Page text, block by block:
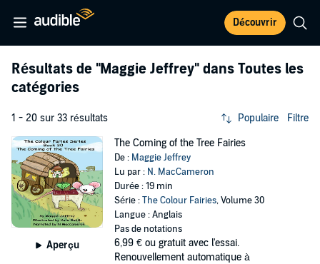
Découvrir
Résultats de "Maggie Jeffrey" dans Toutes les
catégories
1 - 20 sur 33 résultats Populaire Filtre
Aperçu
The Coming of the Tree Fairies
De : Maggie Jeffrey
Lu par : N. MacCameron
Durée : 19 min
Série :The Colour Fairies, Volume 30
Langue : Anglais
Pas de notations
6,99 € ou gratuit avec l'essai.
Renouvellement automatique à